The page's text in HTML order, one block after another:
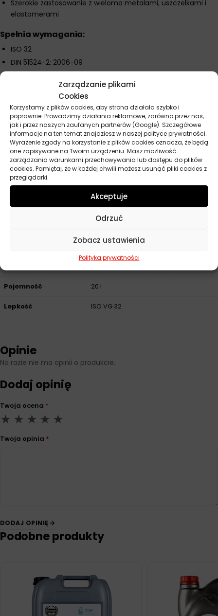
Zarządzanie plikami
Cookies
Korzystamy z plików cookies, aby strona działała szybko i
poprawnie. Prowadzimy działania reklamowe, zarówno przez nas,
jak i przez naszych zaufanych partnerów (Google). Szczegółowe
informacje na ten temat znajdziesz w naszej polityce prywatności.
Wyrażenie zgody na korzystanie z plików cookies oznacza, że będą
one zapisywane na Twoim urządzeniu. Masz możliwość
zarządzania warunkami przechowywania lub dostępu do plików
cookies. Pamiętaj, że w każdej chwili możesz usunąć pliki cookies z
przeglądarki.
Akceptuje
Odrzuć
Zobacz ustawienia
Polityka prywatności
Szerokie zastosowanie z wieloma metalami, uszczelkami i
elastomerami
Spełnia wymagania:
ISO 32
DIN 51524-2: 2006-09
JCMAS HK VG32W (JCMAS P 041:2004)
Bosch-Rexroth RE 90220-01
Denison HF-0
Eaton Vickers 694 I-286-S, M-2950-S or M-2952-S
Parametry techniczne
Producent Mobil
Eaton Vickers I-286-S, Eaton Vickers
Pojemność 20 l
Lepkość ISO VG 32
Opinie
Na razie nie ma opinii o produkcie.
Dodaj opinię
Twoja ocena *
Twoja opinia *
DODAJ OPINIĘ
Podobne produkty